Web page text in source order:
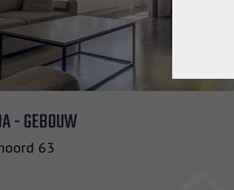
72 m²
- GEBOUW
63